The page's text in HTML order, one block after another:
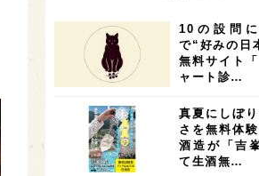
奈良県 滋賀県 7
富山県 6 フランス 6 高知県 5
4 アメリカ 4 神奈川県
4 三重県 大阪府 3
10の設問
で“好みの日
無料サイト
ャート診…
真夏にしぼ
さを無料体
酒造が「吉
て生酒無…